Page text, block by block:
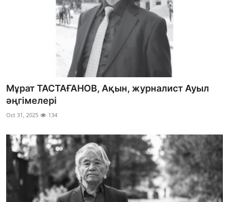
Мұрат ТАСТАҒАНОВ, Ақын, журналист Ауыл
әңгімелері
Oct 31, 2025 134